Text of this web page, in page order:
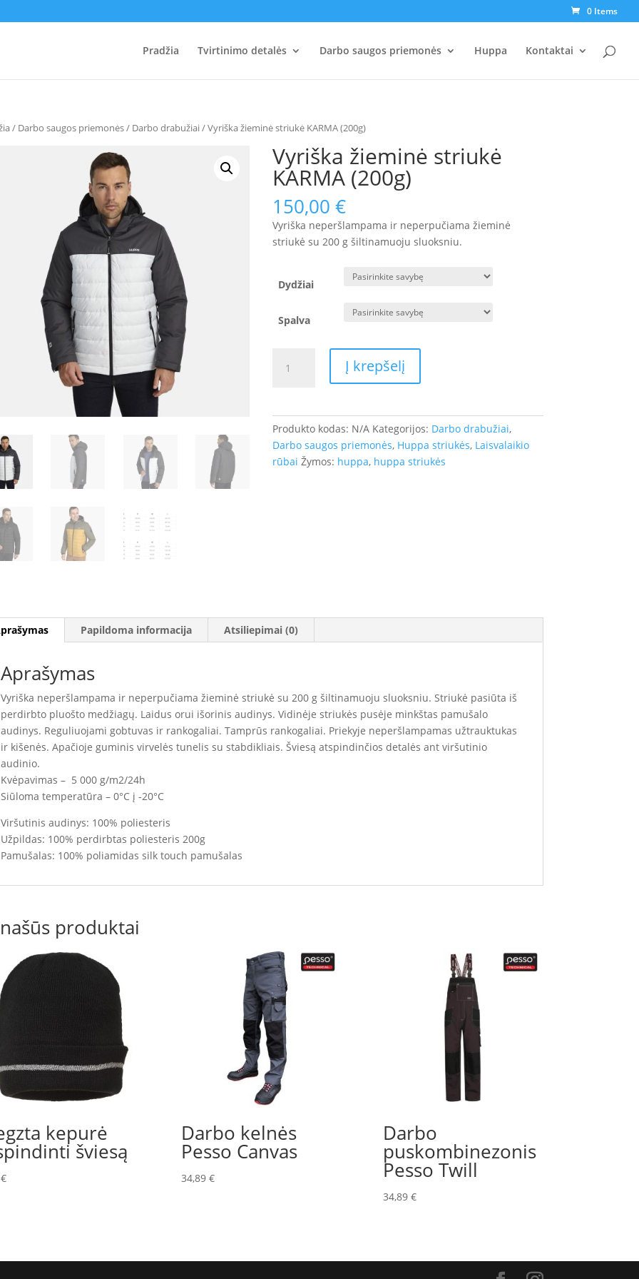
0 Items
Pradžia Tvirtinimo detalės Darbo saugos priemonės Huppa Kontaktai
/ Darbo saugos priemonės/ Darbo drabužiai/ Vyriška žieminė striukė KARMA (200g)
Vyriška žieminė striukė
KARMA (200g)
150,00 €
Vyriška neperšlampama ir neperpučiama žieminė
striukė su 200 g šiltinamuoju sluoksniu.
Dydžiai
Spalva
kiekis:
striukė
KARMA
(200g)
Į krepšelį
Produkto kodas: N/A Kategorijos: Darbo drabužiai,
Darbo saugos priemonės, Huppa striukės, Laisvalaikio
rūbai Žymos: huppa, huppa striukės
Papildoma informacija Atsiliepimai (0)
Aprašymas
Vyriška neperšlampama ir neperpučiama žieminė striukė su 200 g šiltinamuoju sluoksniu. Striukė pasiūta iš
perdirbto pluošto medžiagų. Laidus orui išorinis audinys. Vidinėje striukės pusėje minkštas pamušalo
audinys. Reguliuojami gobtuvas ir rankogaliai. Tamprūs rankogaliai. Priekyje neperšlampamas užtrauktukas
ir kišenės. Apačioje guminis virvelės tunelis su stabdikliais. Šviesą atspindinčios detalės ant viršutinio
audinio.
Kvėpavimas – 5 000 g/m2/24h
Siūloma temperatūra – 0°C į -20°C
Viršutinis audinys: 100% poliesteris
Užpildas: 100% perdirbtas poliesteris 200g
Pamušalas: 100% poliamidas silk touch pamušalas
produktai
kepurė
šviesą
€
Darbo kelnės
Pesso Canvas
34,89 €
Darbo
puskombinezonis
Pesso Twill
34,89€